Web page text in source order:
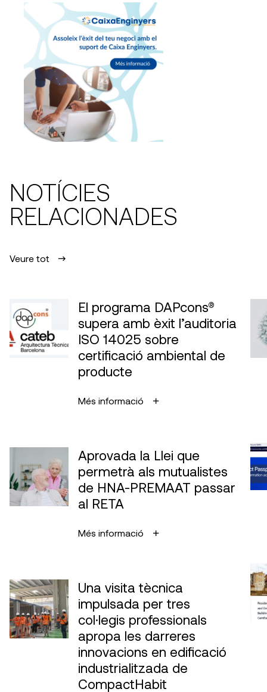
NOTÍCIES
RELACIONADES
Veure tot
El programa DAPcons®
supera amb èxit l’auditoria
ISO 14025 sobre
certificació ambiental de
producte
Més informació
Aprovada la Llei que
permetrà als mutualistes
de HNA-PREMAAT passar
al RETA
Més informació
Una visita tècnica
impulsada per tres
col·legis professionals
apropa les darreres
innovacions en edificació
industrialitzada de
CompactHabit